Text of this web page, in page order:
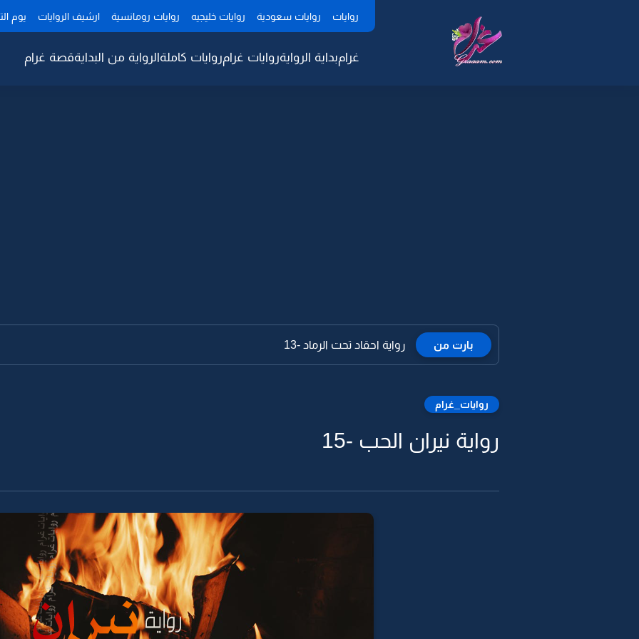
روايات روايات سعودية روايات خليجيه روايات رومانسية ارشيف الروايات يوم
غرامبداية الروايةروايات غرامروايات كاملةالرواية من البدايةقصة غرام
بارت من رواية احقاد تحت الرماد -13
روايات_غرام
رواية نيران الحب -15